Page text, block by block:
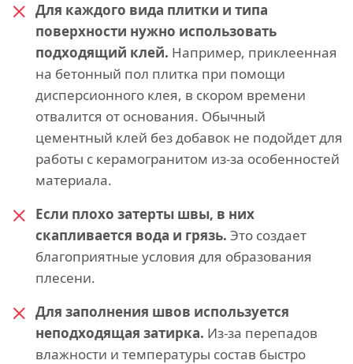
Для каждого вида плитки и типа
поверхности нужно использовать
подходящий клей. Например, приклеенная
на бетонный пол плитка при помощи
дисперсионного клея, в скором времени
отвалится от основания. Обычный
цементный клей без добавок не подойдет для
работы с керамогранитом из-за особенностей
материала.
Если плохо затерты швы, в них
скапливается вода и грязь. Это создает
благоприятные условия для образования
плесени.
Для заполнения швов используется
неподходящая затирка. Из-за перепадов
влажности и температуры состав быстро